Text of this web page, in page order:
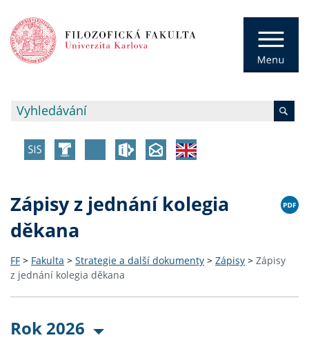
Zápisy z jednání kolegia
děkana
FF > Fakulta > Strategie a další dokumenty > Zápisy > Zápisy
z jednání kolegia děkana
Rok 2026